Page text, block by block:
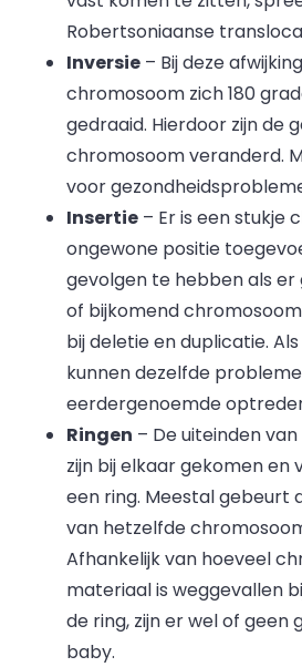
Robertsoniaanse
Inversie – Bij deze
chromosoom zich 180
gedraaid. Hierdoor zijn de
chromosoom veranderd.
voor
Insertie – Er is een stukje
ongewone positie
gevolgen te hebben als
of bijkomend
bij deletie en duplicatie.
kunnen dezelfde
eerdergenoemde
Ringen – De uiteinden
zijn bij elkaar gekomen en
een ring. Meestal gebeurt
van hetzelfde
Afhankelijk van hoeveel
materiaal is weggevallen
de ring, zijn er wel of geen
baby.